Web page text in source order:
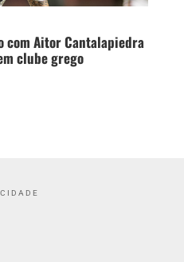
Aitor Cantalapiedra
clube grego